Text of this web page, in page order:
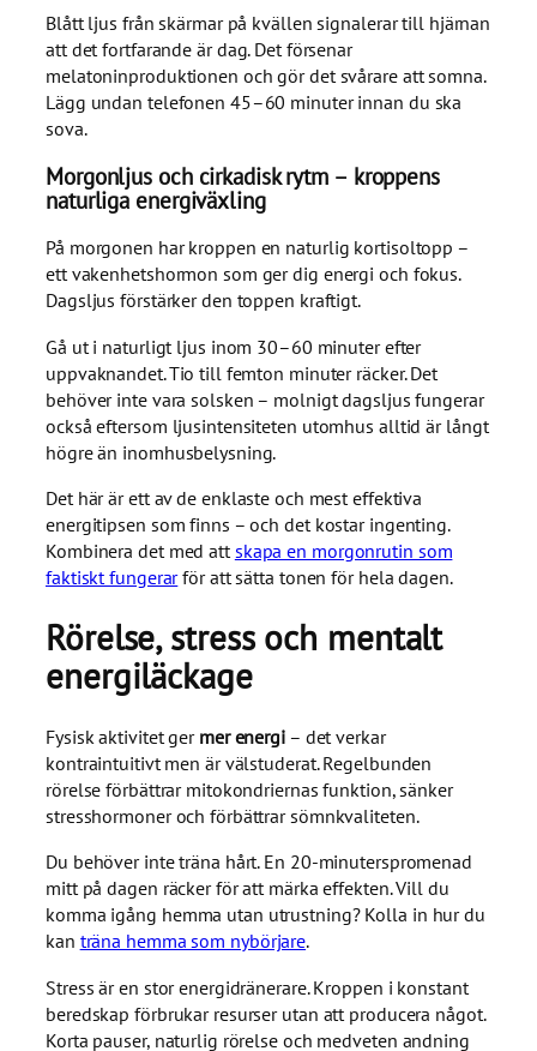
Blått ljus från skärmar på kvällen signalerar till hjärnan
att det fortfarande är dag. Det försenar
melatoninproduktionen och gör det svårare att somna.
Lägg undan telefonen 45–60 minuter innan du ska
sova.
Morgonljus och cirkadisk rytm – kroppens
naturliga energiväxling
På morgonen har kroppen en naturlig kortisoltopp –
ett vakenhetshormon som ger dig energi och fokus.
Dagsljus förstärker den toppen kraftigt.
Gå ut i naturligt ljus inom 30–60 minuter efter
uppvaknandet. Tio till femton minuter räcker. Det
behöver inte vara solsken – molnigt dagsljus fungerar
också eftersom ljusintensiteten utomhus alltid är långt
högre än inomhusbelysning.
Det här är ett av de enklaste och mest effektiva
energitipsen som finns – och det kostar ingenting.
Kombinera det med att skapa en morgonrutin som
faktiskt fungerarför att sätta tonen för hela dagen.
Rörelse, stress och mentalt
energiläckage
Fysisk aktivitet germer energi– det verkar
kontraintuitivt men är välstuderat. Regelbunden
rörelse förbättrar mitokondriernas funktion, sänker
stresshormoner och förbättrar sömnkvaliteten.
Du behöver inte träna hårt. En 20-minuterspromenad
mitt på dagen räcker för att märka effekten. Vill du
komma igång hemma utan utrustning? Kolla in hur du
kan träna hemma som nybörjare.
Stress är en stor energidränerare. Kroppen i konstant
beredskap förbrukar resurser utan att producera något.
Korta pauser, naturlig rörelse och medveten andning